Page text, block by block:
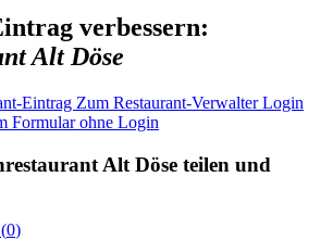
verbessern:
Alt Döse
Eintrag Zum Restaurant-Verwalter Login
Formular ohne Login
Alt Döse teilen und
0)